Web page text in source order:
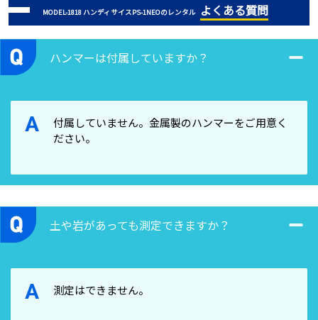
MODEL-1818 ハンディサイスPS-1NEOのレンタル よくある質問
ハンマーは付属していますか？
A
付属していません。金属製のハンマーをご用意く
ださい。
土や岩があっても測定できますか？
A 測定はできません。